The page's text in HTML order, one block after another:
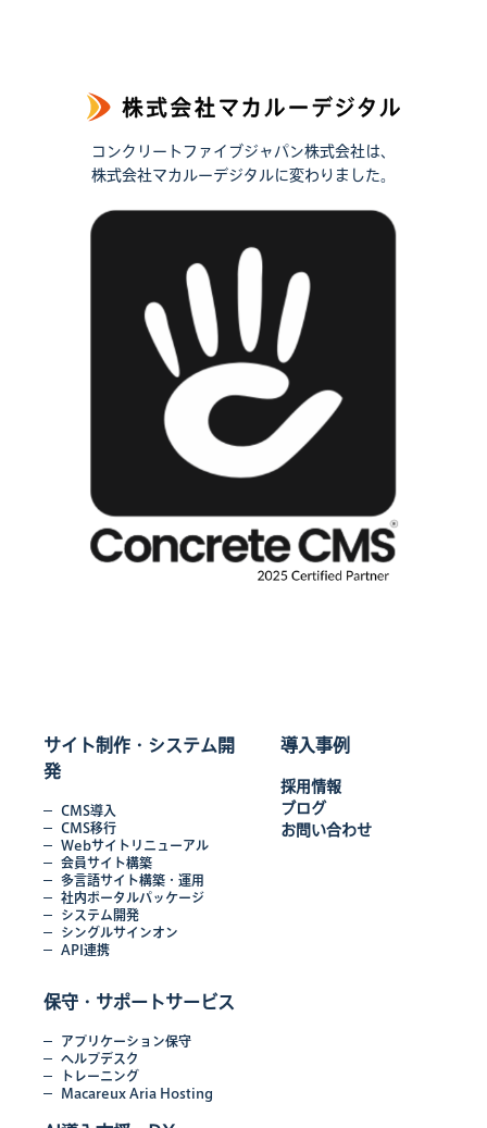
コンクリートファイブジャパン株式会社は、
株式会社マカルーデジタルに変わりました。
サイト制作・システム開
発
CMS導入
CMS移行
Webサイトリニューアル
会員サイト構築
多言語サイト構築・運用
社内ポータルパッケージ
システム開発
シングルサインオン
API連携
保守・サポートサービス
アプリケーション保守
ヘルプデスク
トレーニング
Macareux Aria Hosting
導入事例
採用情報
ブログ
お問い合わせ